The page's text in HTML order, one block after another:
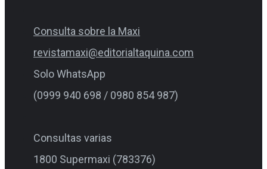
Consulta sobre la Maxi
revistamaxi@editorialtaquina.com
Solo WhatsApp
(0999 940 698 / 0980 854 987)
Consultas varias
1800 Supermaxi (783376)